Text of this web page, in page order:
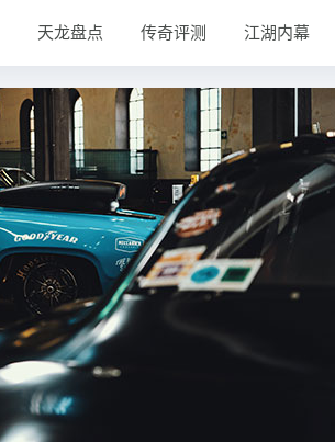
天龙盘点 传奇评测 江湖内幕